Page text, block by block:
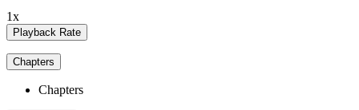
1x
Playback Rate
Chapters
Chapters
(21)